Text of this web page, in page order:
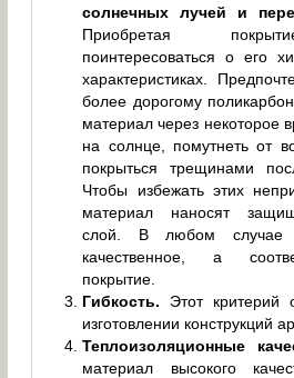
солнечных лучей и
Приобретая
поинтересоваться о его
характеристиках.
более дорогому
материал через некоторое
на солнце, помутнеть от
покрыться трещинами
Чтобы избежать этих
материал наносят
слой. В любом случае
качественное, а
покрытие.
Гибкость. Этот критерий
изготовлении конструкций
Теплоизоляционные
материал высокого